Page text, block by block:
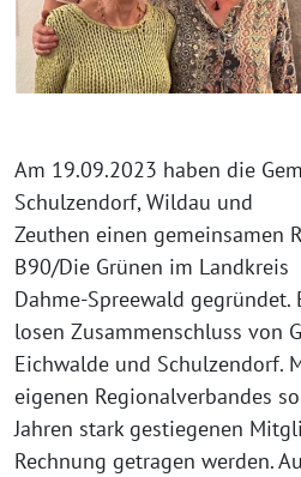
Am 19.09.2023 haben die
Schulzendorf, Wildau und
Zeuthen einen gemeinsamen
B90/Die Grünen im Landkreis
Dahme-Spreewald gegründet.
losen Zusammenschluss von
Eichwalde und Schulzendorf.
eigenen Regionalverbandes
Jahren stark gestiegenen
Rechnung getragen werden.